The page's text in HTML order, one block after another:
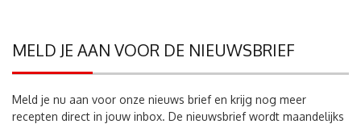
MELD JE AAN VOOR DE NIEUWSBRIEF
Meld je nu aan voor onze nieuws brief en krijg nog meer
recepten direct in jouw inbox. De nieuwsbrief wordt maandelijks